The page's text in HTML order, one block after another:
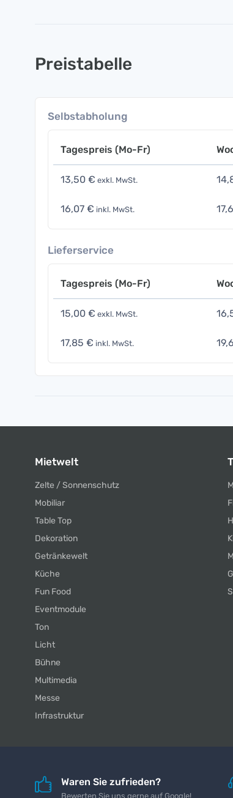
Preistabelle
Selbstabholung
Tagespreis (Mo-Fr)
13,50 € exkl. MwSt.
16,07 € inkl. MwSt.
Lieferservice
Tagespreis (Mo-Fr)
15,00 € exkl. MwSt.
17,85 € inkl. MwSt.
Mietwelt
Zelte / Sonnenschutz
Mobiliar
Table Top
Dekoration
Getränkewelt
Küche
Fun Food
Eventmodule
Ton
Licht
Bühne
Multimedia
Messe
Infrastruktur
Waren Sie zufrieden?
Bewerten Sie uns gerne auf Google!